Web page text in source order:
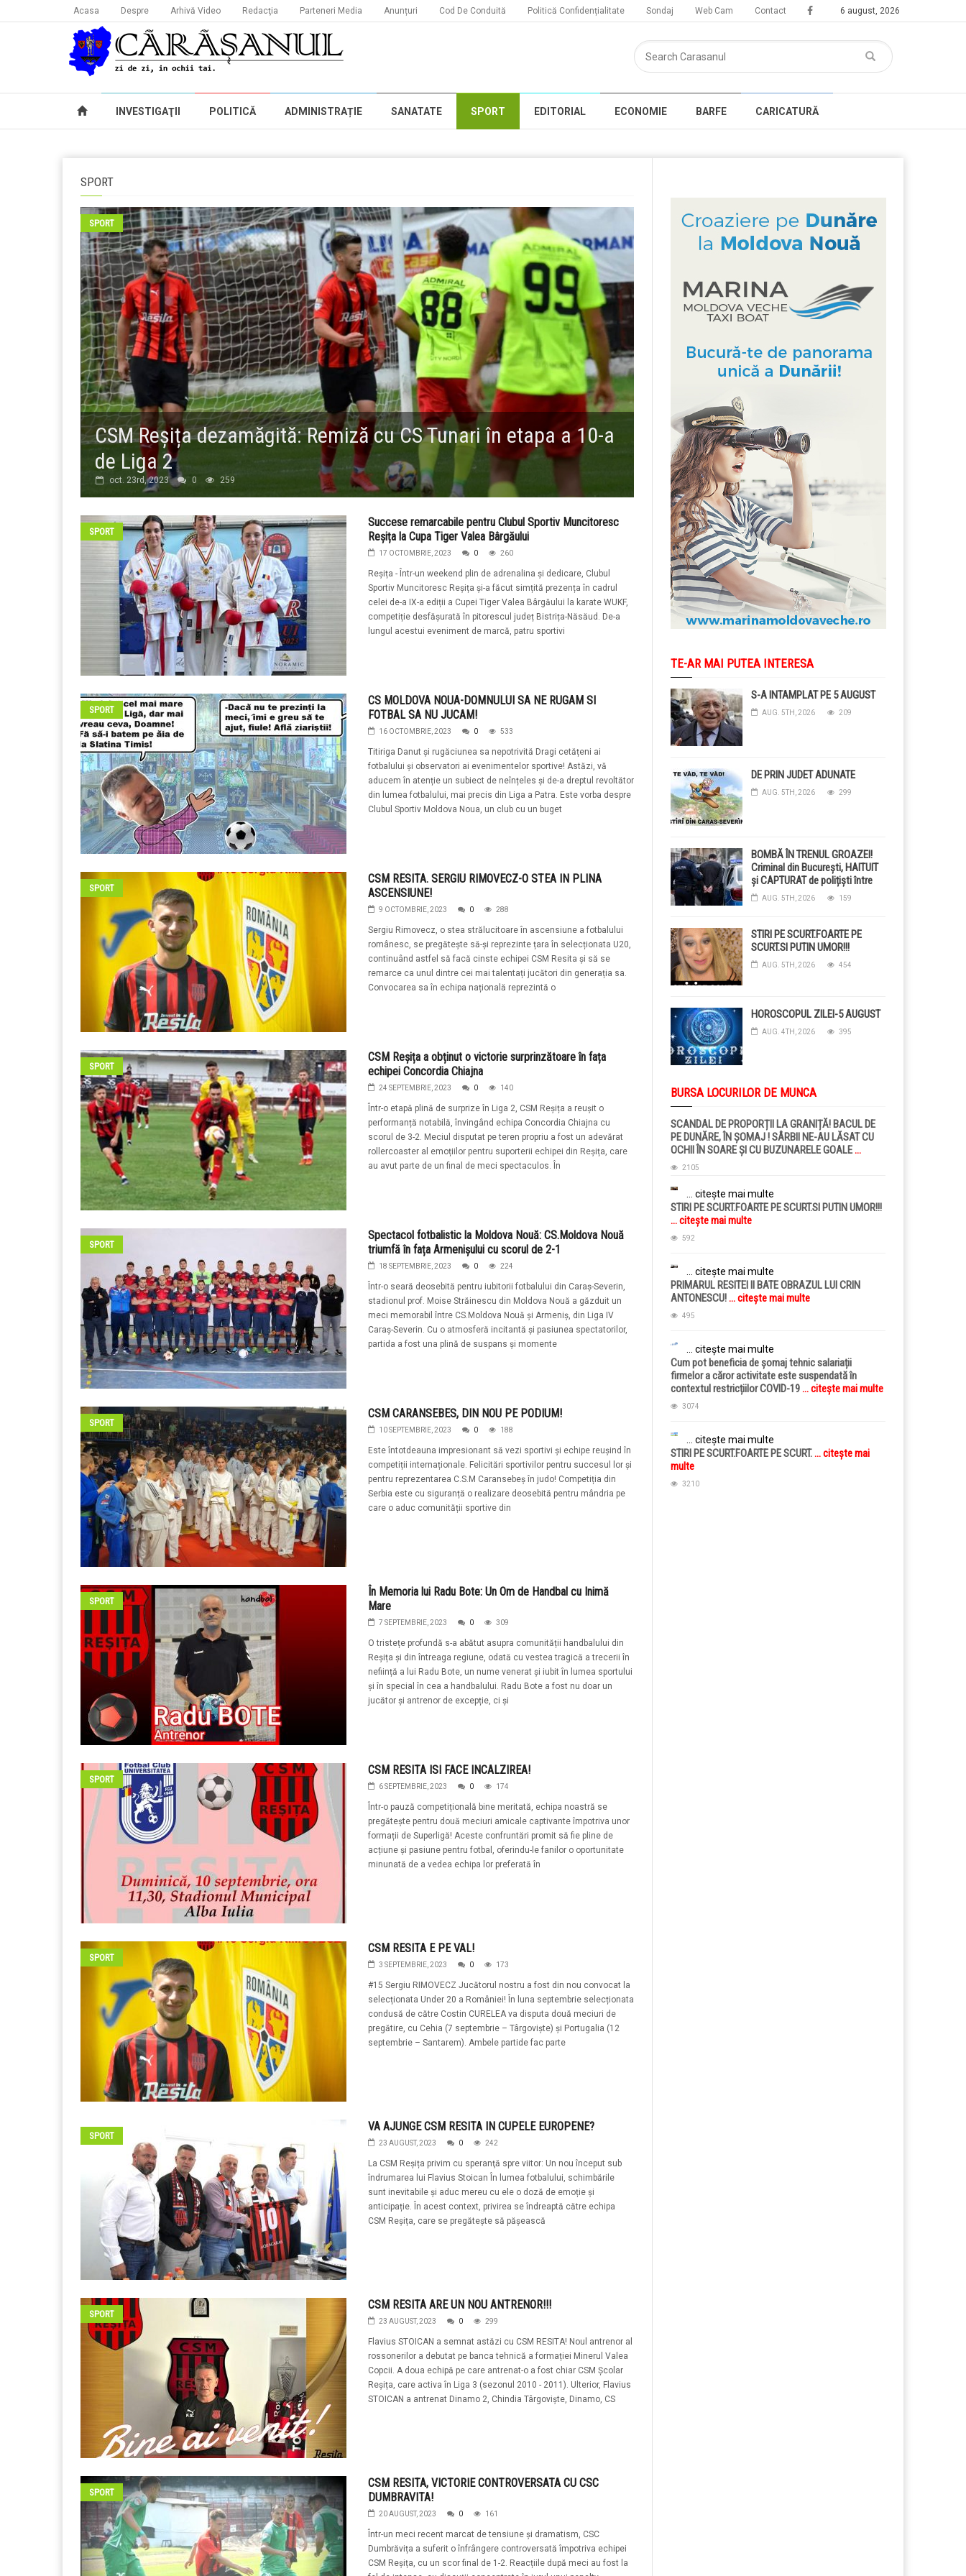
6 august, 2026
Acasa Despre Arhivă Video Redacţia Parteneri Media Anunțuri Cod De Conduită Politică Confidențialitate Sondaj Web Cam Contact
INVESTIGAŢII POLITICĂ ADMINISTRAȚIE SANATATE SPORT EDITORIAL ECONOMIE BARFE CARICATURĂ
SPORT
CSM Reșița dezamăgită: Remiză cu CS Tunari în etapa a 10-a
de Liga 2
SPORT
oct. 23rd, 2023 0 259
SPORT
Succese remarcabile pentru Clubul Sportiv Muncitoresc
Reșița la Cupa Tiger Valea Bârgăului
17 OCTOMBRIE, 2023 0 260
Reșița - Într-un weekend plin de adrenalina și dedicare, Clubul
Sportiv Muncitoresc Reșița și-a făcut simțită prezența în cadrul
celei de-a IX-a ediții a Cupei Tiger Valea Bârgăului la karate WUKF,
competiție desfășurată în pitorescul județ Bistrița-Năsăud. De-a
lungul acestui eveniment de marcă, patru sportivi
SPORT
CS MOLDOVA NOUA-DOMNULUI SA NE RUGAM SI
FOTBAL SA NU JUCAM!
16 OCTOMBRIE, 2023 0 533
Titiriga Danut și rugăciunea sa nepotrivită Dragi cetățeni ai
fotbalului și observatori ai evenimentelor sportive! Astăzi, vă
aducem în atenție un subiect de neînțeles și de-a dreptul revoltător
din lumea fotbalului, mai precis din Liga a Patra. Este vorba despre
Clubul Sportiv Moldova Noua, un club cu un buget
SPORT
CSM RESITA. SERGIU RIMOVECZ-O STEA IN PLINA
ASCENSIUNE!
9 OCTOMBRIE, 2023 0 288
Sergiu Rimovecz, o stea strălucitoare în ascensiune a fotbalului
românesc, se pregătește să-și reprezinte țara în selecționata U20,
continuând astfel să facă cinste echipei CSM Resita și să se
remarce ca unul dintre cei mai talentați jucători din generația sa.
Convocarea sa în echipa națională reprezintă o
SPORT
CSM Reșița a obținut o victorie surprinzătoare în fața
echipei Concordia Chiajna
24 SEPTEMBRIE, 2023 0 140
Într-o etapă plină de surprize în Liga 2, CSM Reșița a reușit o
performanță notabilă, învingând echipa Concordia Chiajna cu
scorul de 3-2. Meciul disputat pe teren propriu a fost un adevărat
rollercoaster al emoțiilor pentru suporterii echipei din Reșița, care
au avut parte de un final de meci spectaculos. În
SPORT
Spectacol fotbalistic la Moldova Nouă: CS.Moldova Nouă
triumfă în fața Armenișului cu scorul de 2-1
18 SEPTEMBRIE, 2023 0 224
Într-o seară deosebită pentru iubitorii fotbalului din Caraș-Severin,
stadionul prof. Moise Străinescu din Moldova Nouă a găzduit un
meci memorabil între CS.Moldova Nouă și Armeniș, din Liga IV
Caraș-Severin. Cu o atmosferă incitantă și pasiunea spectatorilor,
partida a fost una plină de suspans și momente
SPORT
CSM CARANSEBES, DIN NOU PE PODIUM!
10 SEPTEMBRIE, 2023 0 188
Este întotdeauna impresionant să vezi sportivi și echipe reușind în
competiții internaționale. Felicitări sportivilor pentru succesul lor și
pentru reprezentarea C.S.M Caransebeș în judo! Competiția din
Serbia este cu siguranță o realizare deosebită pentru mândria pe
care o aduc comunității sportive din
SPORT
În Memoria lui Radu Bote: Un Om de Handbal cu Inimă
Mare
7 SEPTEMBRIE, 2023 0 309
O tristețe profundă s-a abătut asupra comunității handbalului din
Reșița și din întreaga regiune, odată cu vestea tragică a trecerii în
neființă a lui Radu Bote, un nume venerat și iubit în lumea sportului
și în special în cea a handbalului. Radu Bote a fost nu doar un
jucător și antrenor de excepție, ci și
SPORT
CSM RESITA ISI FACE INCALZIREA!
6 SEPTEMBRIE, 2023 0 174
Într-o pauză competițională bine meritată, echipa noastră se
pregătește pentru două meciuri amicale captivante împotriva unor
formații de Superligă! Aceste confruntări promit să fie pline de
acțiune și pasiune pentru fotbal, oferindu-le fanilor o oportunitate
minunată de a vedea echipa lor preferată în
SPORT
CSM RESITA E PE VAL!
3 SEPTEMBRIE, 2023 0 173
#15 Sergiu RIMOVECZ Jucătorul nostru a fost din nou convocat la
selecționata Under 20 a României! În luna septembrie selecționata
condusă de către Costin CURELEA va disputa două meciuri de
pregătire, cu Cehia (7 septembrie – Târgoviște) și Portugalia (12
septembrie – Santarem). Ambele partide fac parte
SPORT
VA AJUNGE CSM RESITA IN CUPELE EUROPENE?
23 AUGUST, 2023 0 242
La CSM Reșița privim cu speranţă spre viitor: Un nou început sub
îndrumarea lui Flavius Stoican În lumea fotbalului, schimbările
sunt inevitabile și aduc mereu cu ele o doză de emoție și
anticipație. În acest context, privirea se îndreaptă către echipa
CSM Reșița, care se pregătește să pășească
SPORT
CSM RESITA ARE UN NOU ANTRENOR!!!
23 AUGUST, 2023 0 299
Flavius STOICAN a semnat astăzi cu CSM RESITA! Noul antrenor al
rossonerilor a debutat pe banca tehnică a formației Minerul Valea
Copcii. A doua echipă pe care antrenat-o a fost chiar CSM Școlar
Reșița, care activa în Liga 3 (sezonul 2010 - 2011). Ulterior, Flavius
STOICAN a antrenat Dinamo 2, Chindia Târgoviște, Dinamo, CS
SPORT
CSM RESITA, VICTORIE CONTROVERSATA CU CSC
DUMBRAVITA!
20 AUGUST, 2023 0 161
Într-un meci recent marcat de tensiune și dramatism, CSC
Dumbrăvița a suferit o înfrângere controversată împotriva echipei
CSM Reșița, cu un scor final de 1-2. Reacțiile după meci au fost la
TE-AR MAI PUTEA INTERESA
S-A INTAMPLAT PE 5 AUGUST
AUG. 5TH, 2026 209
DE PRIN JUDET ADUNATE
AUG. 5TH, 2026 299
BOMBĂ ÎN TRENUL GROAZEI!
Criminal din București, HAITUIT
și CAPTURAT de polițiști între
stații: Ce ascundea în buzunare
când i-au pus cătușele!
AUG. 5TH, 2026 159
STIRI PE SCURT.FOARTE PE
SCURT.SI PUTIN UMOR!!!
AUG. 5TH, 2026 454
HOROSCOPUL ZILEI-5 AUGUST
AUG. 4TH, 2026 395
BURSA LOCURILOR DE MUNCA
SCANDAL DE PROPORȚII LA GRANIȚĂ! BACUL DE
PE DUNĂRE, ÎN ȘOMAJ ! SÂRBII NE-AU LĂSAT CU
OCHII ÎN SOARE ȘI CU BUZUNARELE GOALE...
citește mai multe
2105
... citește mai multe
STIRI PE SCURT.FOARTE PE SCURT.SI PUTIN UMOR!!!
... citește mai multe
592
... citește mai multe
PRIMARUL RESITEI II BATE OBRAZUL LUI CRIN
ANTONESCU!... citește mai multe
495
... citește mai multe
Cum pot beneficia de șomaj tehnic salariații
firmelor a căror activitate este suspendată în
contextul restricțiilor COVID-19... citește mai multe
3074
... citește mai multe
STIRI PE SCURT.FOARTE PE SCURT.... citește mai
multe
3210